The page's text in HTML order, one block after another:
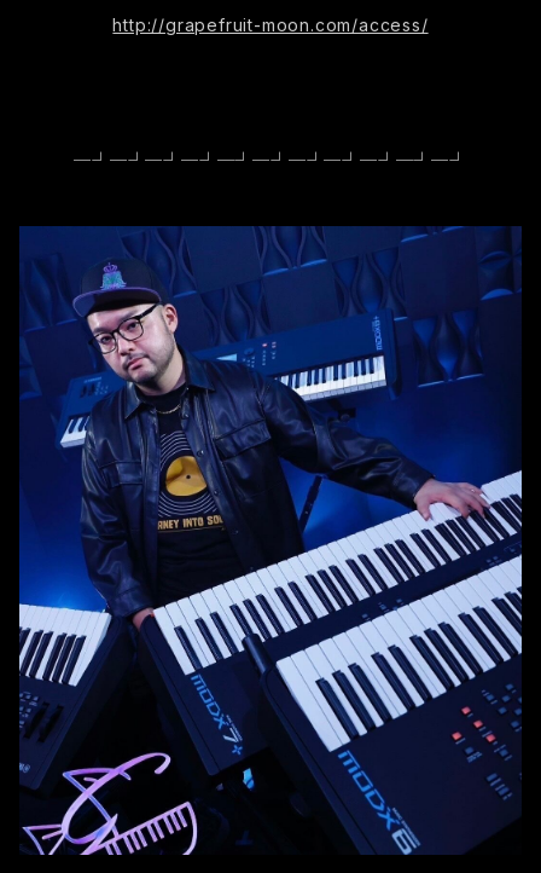
http://grapefruit-moon.com/access/
─┘─┘─┘─┘─┘─┘─┘─┘─┘─┘─┘